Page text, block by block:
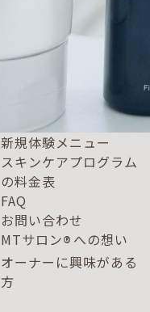
新規体験メニュー
スキンケアプログラム
の料金表
FAQ
お問い合わせ
MTサロン® への想い
オーナーに興味がある
方